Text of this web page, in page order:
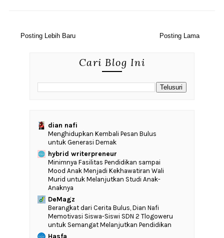
Posting Lebih Baru Posting Lama
Cari Blog Ini
dian nafi
Menghidupkan Kembali Pesan Bulus
untuk Generasi Demak
hybrid writerpreneur
‎Minimnya Fasilitas Pendidikan sampai
Mood Anak Menjadi Kekhawatiran Wali
Murid untuk Melanjutkan Studi Anak-
Anaknya
DeMagz
‎Berangkat dari Cerita Bulus, Dian Nafi
Memotivasi Siswa-Siswi SDN 2 Tlogoweru
untuk Semangat Melanjutkan Pendidikan
Hasfa